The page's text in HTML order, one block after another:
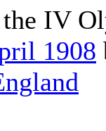
the IV
1908